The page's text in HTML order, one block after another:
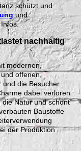
schützt und
und
nachhaltig
modernen,
offenen,
und die Besucher
dabei verloren
Natur und schont
Baustoffe
der Produktion